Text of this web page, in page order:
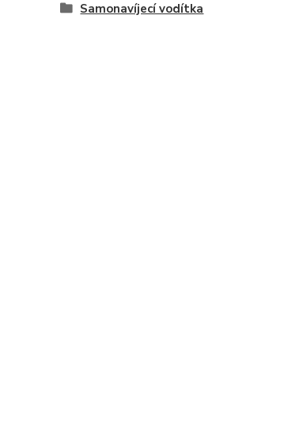
Samonavíjecí vodítka